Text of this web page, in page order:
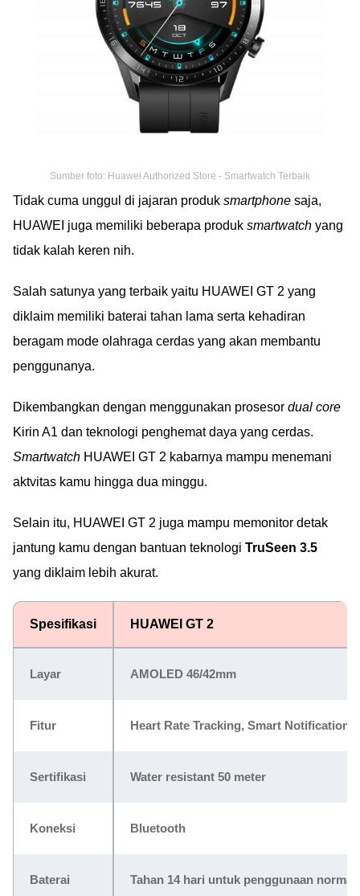
Sumber foto: Huawei Authorized Store - Smartwatch Terbaik
Tidak cuma unggul di jajaran produk smartphone saja,
HUAWEI juga memiliki beberapa produk smartwatch yang
tidak kalah keren nih.
Salah satunya yang terbaik yaitu HUAWEI GT 2 yang
diklaim memiliki baterai tahan lama serta kehadiran
beragam mode olahraga cerdas yang akan membantu
penggunanya.
Dikembangkan dengan menggunakan prosesor dual core
Kirin A1 dan teknologi penghemat daya yang cerdas.
Smartwatch HUAWEI GT 2 kabarnya mampu menemani
aktvitas kamu hingga dua minggu.
Selain itu, HUAWEI GT 2 juga mampu memonitor detak
jantung kamu dengan bantuan teknologi TruSeen 3.5
yang diklaim lebih akurat.
Spesifikasi HUAWEI GT 2
Layar AMOLED 46/42mm
Fitur Heart Rate Tracking, Smart
Sertifikasi Water resistant 50 meter
Koneksi Bluetooth
Baterai Tahan 14 hari untuk penggunaan normal